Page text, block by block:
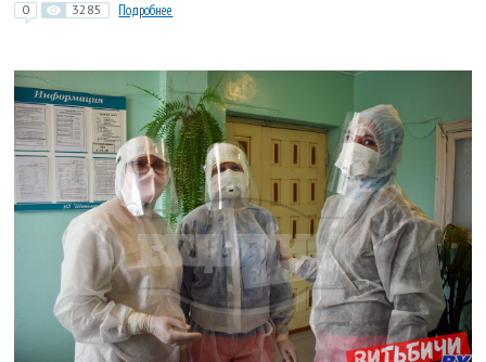
0 3285 Подробнее